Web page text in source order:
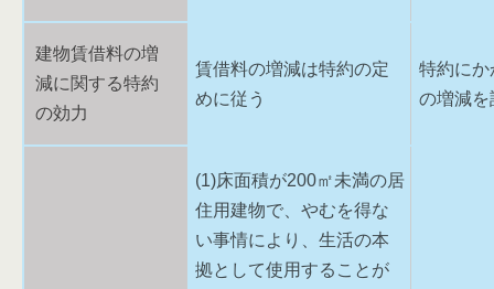
建物賃借料の増
減に関する特約
の効力
賃借料の増減は特約の定
めに従う
特約にか
の増減を
(1)床面積が200㎡未満の居
住用建物で、やむを得な
い事情により、生活の本
拠として使用することが